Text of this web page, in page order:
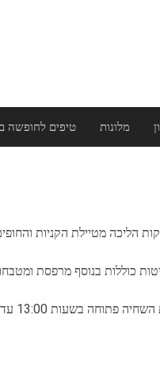
מלונות טיפים לחופשה
כוללות בנוסף מרפסת